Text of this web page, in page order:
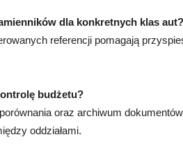
dla konkretnych klas aut?
referencji pomagają
budżetu?
oraz archiwum dokumentów
oddziałami.